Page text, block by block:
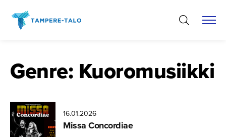
sisältöön
Genre: Kuoromusiikki
16.01.2026
Missa Concordiae